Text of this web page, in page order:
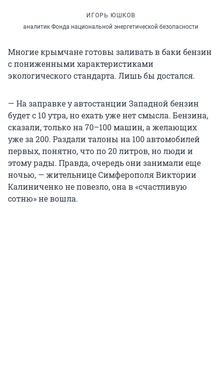
ИГОРЬ ЮШКОВ
аналитик Фонда национальной энергетической безопасности
Многие крымчане готовы заливать в баки бензин
с пониженными характеристиками
экологического стандарта. Лишь бы достался.
— На заправке у автостанции Западной бензин
будет с 10 утра, но ехать уже нет смысла. Бензина,
сказали, только на 70–100 машин, а желающих
уже за 200. Раздали талоны на 100 автомобилей
первых, понятно, что по 20 литров, но люди и
этому рады. Правда, очередь они занимали еще
ночью, — жительнице Симферополя Виктории
Калиниченко не повезло, она в «счастливую
сотню» не вошла.